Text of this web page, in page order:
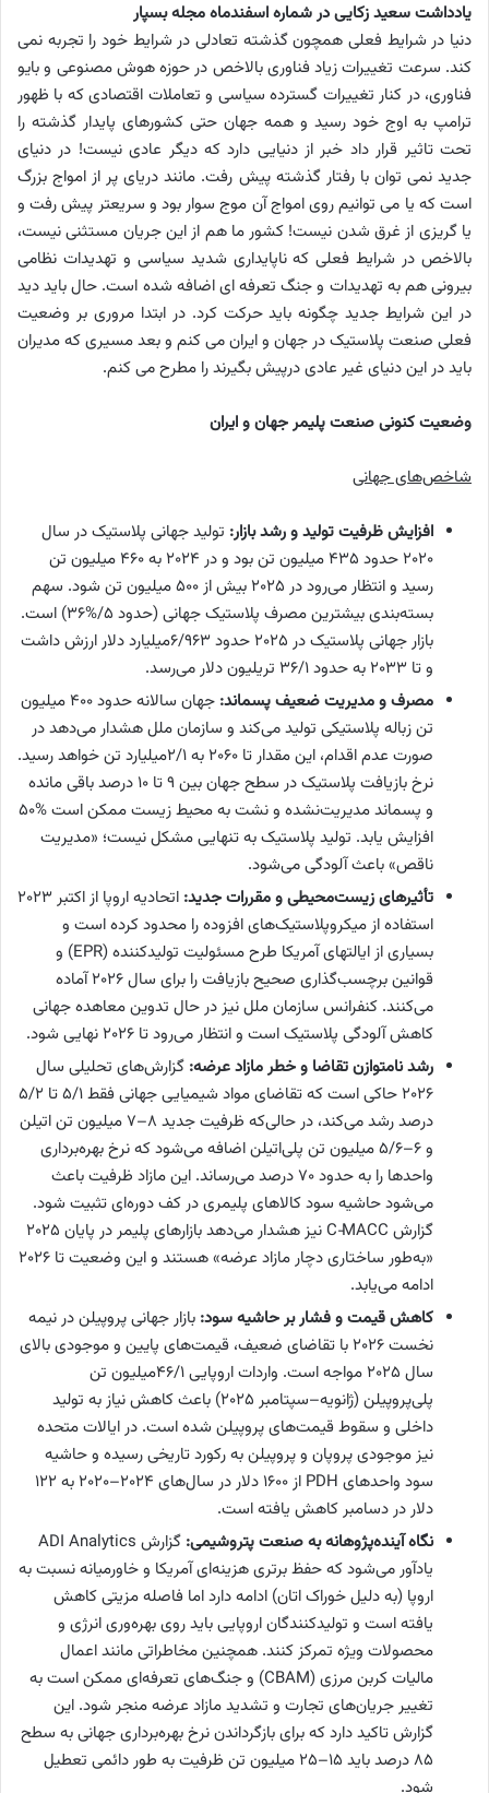
یادداشت سعید زکایی در شماره اسفندماه مجله بسپار
دنیا در شرایط فعلی همچون گذشته تعادلی در شرایط خود را تجربه نمی
کند. سرعت تغییرات زیاد فناوری بالاخص در حوزه هوش مصنوعی و بایو
فناوری، در کنار تغییرات گسترده سیاسی و تعاملات اقتصادی که با ظهور
ترامپ به اوج خود رسید و همه جهان حتی کشورهای پایدار گذشته را
تحت تاثیر قرار داد خبر از دنیایی دارد که دیگر عادی نیست! در دنیای
جدید نمی توان با رفتار گذشته پیش رفت. مانند دریای پر از امواج بزرگ
است که یا می توانیم روی امواج آن موج سوار بود و سریعتر پیش رفت و
یا گریزی از غرق شدن نیست! کشور ما هم از این جریان مستثنی نیست،
بالاخص در شرایط فعلی که ناپایداری شدید سیاسی و تهدیدات نظامی
بیرونی هم به تهدیدات و جنگ تعرفه ای اضافه شده است. حال باید دید
در این شرایط جدید چگونه باید حرکت کرد. در ابتدا مروری بر وضعیت
فعلی صنعت پلاستیک در جهان و ایران می کنم و بعد مسیری که مدیران
باید در این دنیای غیر عادی درپیش بگیرند را مطرح می کنم.
وضعیت کنونی صنعت پلیمر جهان و ایران
شاخص‌های جهانی
افزایش ظرفیت تولید و رشد بازار: تولید جهانی پلاستیک در سال
۲۰۲0 حدود ۴۳۵ میلیون تن بود و در ۲۰۲۴ به ۴۶۰ میلیون تن
رسید و انتظار می‌رود در ۲۰۲۵ بیش از ۵۰۰ میلیون تن شود. سهم
بسته‌بندی بیشترین مصرف پلاستیک جهانی (حدود 5/%36) است.
بازار جهانی پلاستیک در ۲۰۲۵ حدود 6/963میلیارد دلار ارزش داشت
و تا ۲۰۳۳ به حدود 36/1 تریلیون دلار می‌رسد.
مصرف و مدیریت ضعیف پسماند:
جهان سالانه حدود ۴۰۰ میلیون
تن زباله پلاستیکی تولید می‌کند و سازمان ملل هشدار می‌دهد در
صورت عدم اقدام، این مقدار تا ۲۰۶۰ به 2/1میلیارد تن خواهد رسید.
نرخ بازیافت پلاستیک در سطح جهان بین ۹ تا ۱۰ درصد باقی مانده
و پسماند مدیریت‌نشده و نشت به محیط زیست ممکن است %50
افزایش یابد. تولید پلاستیک به تنهایی مشکل نیست؛ «مدیریت
ناقص» باعث آلودگی می‌شود.
تأثیرهای زیست‌محیطی و مقررات جدید:
اتحادیه اروپا از اکتبر ۲۰۲۳
استفاده از میکروپلاستیک‌های افزوده را محدود کرده است و
بسیاری از ایالتهای آمریکا طرح مسئولیت تولیدکننده (EPR) و
قوانین برچسب‌گذاری صحیح بازیافت را برای سال ۲۰۲۶ آماده
می‌کنند. کنفرانس سازمان ملل نیز در حال تدوین معاهده جهانی
کاهش آلودگی پلاستیک است و انتظار می‌رود تا ۲۰۲۶ نهایی شود.
رشد نامتوازن تقاضا و خطر مازاد عرضه: گزارش‌های تحلیلی سال
۲۰۲۶ حاکی است که تقاضای مواد شیمیایی جهانی فقط 5/1 تا 5/2
درصد رشد می‌کند، در حالی‌که ظرفیت جدید 8–7 میلیون تن اتیلن
و ۶–5/6 میلیون تن پلی‌اتیلن اضافه می‌شود که نرخ بهره‌برداری
واحدها را به حدود ۷۰ درصد می‌رساند. این مازاد ظرفیت باعث
می‌شود حاشیه سود کالاهای پلیمری در کف دوره‌ای تثبیت شود.
گزارش C‑MACC نیز هشدار می‌دهد بازارهای پلیمر در پایان ۲۰۲۵
«به‌طور ساختاری دچار مازاد عرضه» هستند و این وضعیت تا ۲۰۲۶
ادامه می‌یابد.
کاهش قیمت و فشار بر حاشیه سود: بازار جهانی پروپیلن در نیمه
نخست ۲۰۲۶ با تقاضای ضعیف، قیمت‌های پایین و موجودی بالای
سال ۲۰۲۵ مواجه است. واردات اروپایی 46/1میلیون تن
پلی‌پروپیلن (ژانویه–سپتامبر ۲۰۲۵) باعث کاهش نیاز به تولید
داخلی و سقوط قیمت‌های پروپیلن شده است. در ایالات متحده
نیز موجودی پروپان و پروپیلن به رکورد تاریخی رسیده و حاشیه
سود واحدهای PDH از ۱۶۰۰ دلار در سال‌های 2024–2020 به ۱۲۲
دلار در دسامبر کاهش یافته است.
نگاه آینده‌پژوهانه به صنعت پتروشیمی:
گزارش ADI Analytics
یادآور می‌شود که حفظ برتری هزینه‌ای آمریکا و خاورمیانه نسبت به
اروپا (به دلیل خوراک اتان) ادامه دارد اما فاصله مزیتی کاهش
یافته است و تولیدکنندگان اروپایی باید روی بهره‌وری انرژی و
محصولات ویژه تمرکز کنند. همچنین مخاطراتی مانند اعمال
مالیات کربن مرزی (CBAM) و جنگ‌های تعرفه‌ای ممکن است به
تغییر جریان‌های تجارت و تشدید مازاد عرضه منجر شود. این
گزارش تاکید دارد که برای بازگرداندن نرخ بهره‌برداری جهانی به سطح
۸۵ درصد باید ۱۵–۲۵ میلیون تن ظرفیت به طور دائمی تعطیل